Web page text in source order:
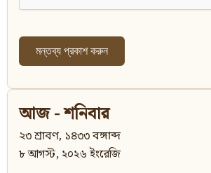
আজ - শনিবার
২৩ শ্রাবণ, ১৪৩৩ বঙ্গাব্দ
৮ আগস্ট, ২০২৬ ইংরেজি